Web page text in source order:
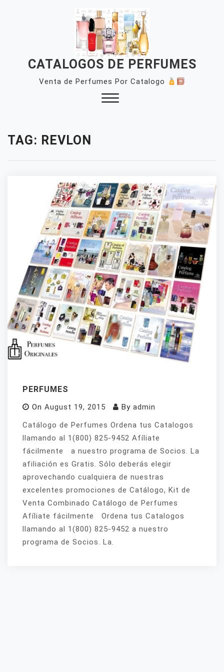
CATALOGOS DE PERFUMES
Venta de Perfumes Por Catalogo
TAG: REVLON
PERFUMES
On August 19, 2015 By admin
Catálogo de Perfumes Ordena tus Catalogos
llamando al 1(800) 825-9452 Afíliate
fácilmente a nuestro programa de Socios. La
afiliación es Gratis. Sólo deberás elegir
aprovechando cualquiera de nuestras
excelentes promociones de Catálogo, Kit de
Venta Combinado Catálogo de Perfumes
Afíliate fácilmente Ordena tus Catalogos
llamando al 1(800) 825-9452 a nuestro
programa de Socios. La.